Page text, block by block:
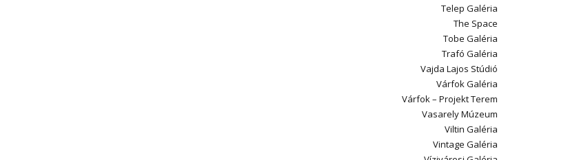
Telep Galéria
The Space
Tobe Galéria
Trafó Galéria
Vajda Lajos Stúdió
Várfok Galéria
Várfok – Projekt Terem
Vasarely Múzeum
Viltin Galéria
Vintage Galéria